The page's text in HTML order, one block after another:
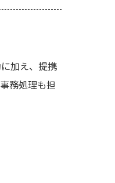
加え、提携
務処理も担